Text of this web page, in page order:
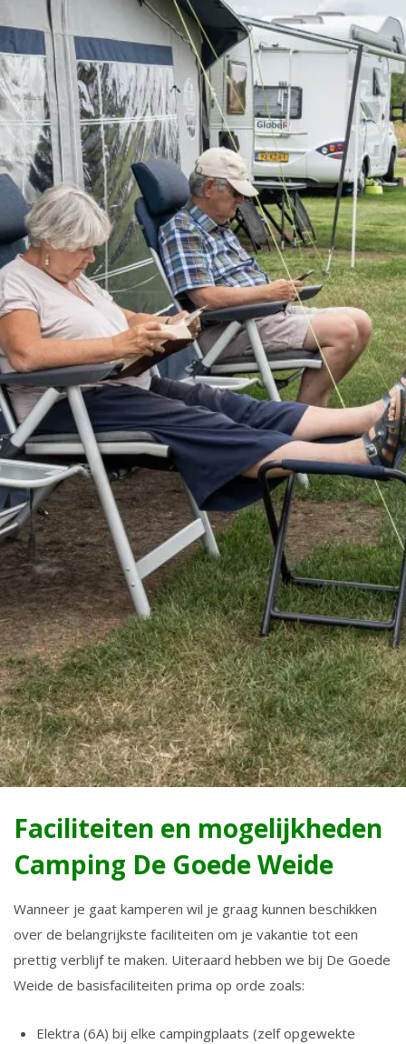
Faciliteiten en mogelijkheden
Camping De Goede Weide
Wanneer je gaat kamperen wil je graag kunnen beschikken
over de belangrijkste faciliteiten om je vakantie tot een
prettig verblijf te maken. Uiteraard hebben we bij De Goede
Weide de basisfaciliteiten prima op orde zoals:
Elektra (6A) bij elke campingplaats (zelf opgewekte